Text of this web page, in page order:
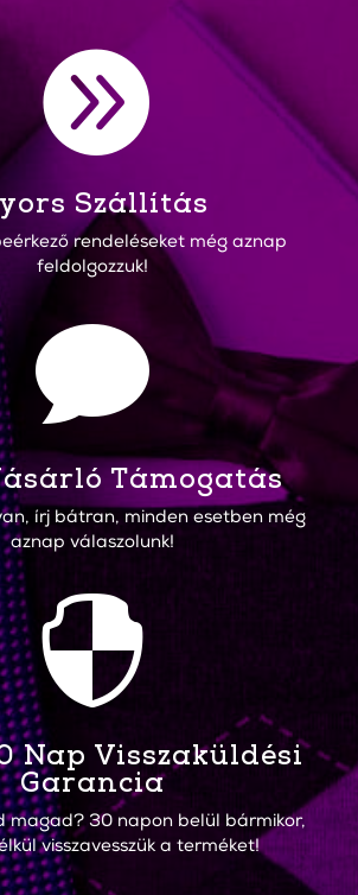

Szállítás
rendeléseket még aznap
feldolgozzuk!

Támogatás
írj bátran, minden esetben még
aznap válaszolunk!

Nap Visszaküldési
Garancia
magad? 30 napon belül bármikor,
visszavesszük a terméket!